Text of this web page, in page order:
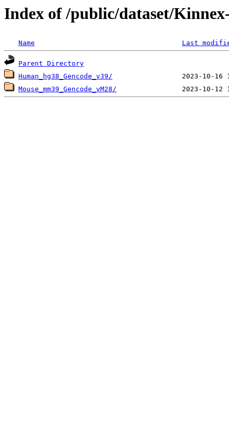
Index of /public/dataset/
Name Last
Parent Directory
Human_hg38_Gencode_v39/
Mouse_mm39_Gencode_vM28/